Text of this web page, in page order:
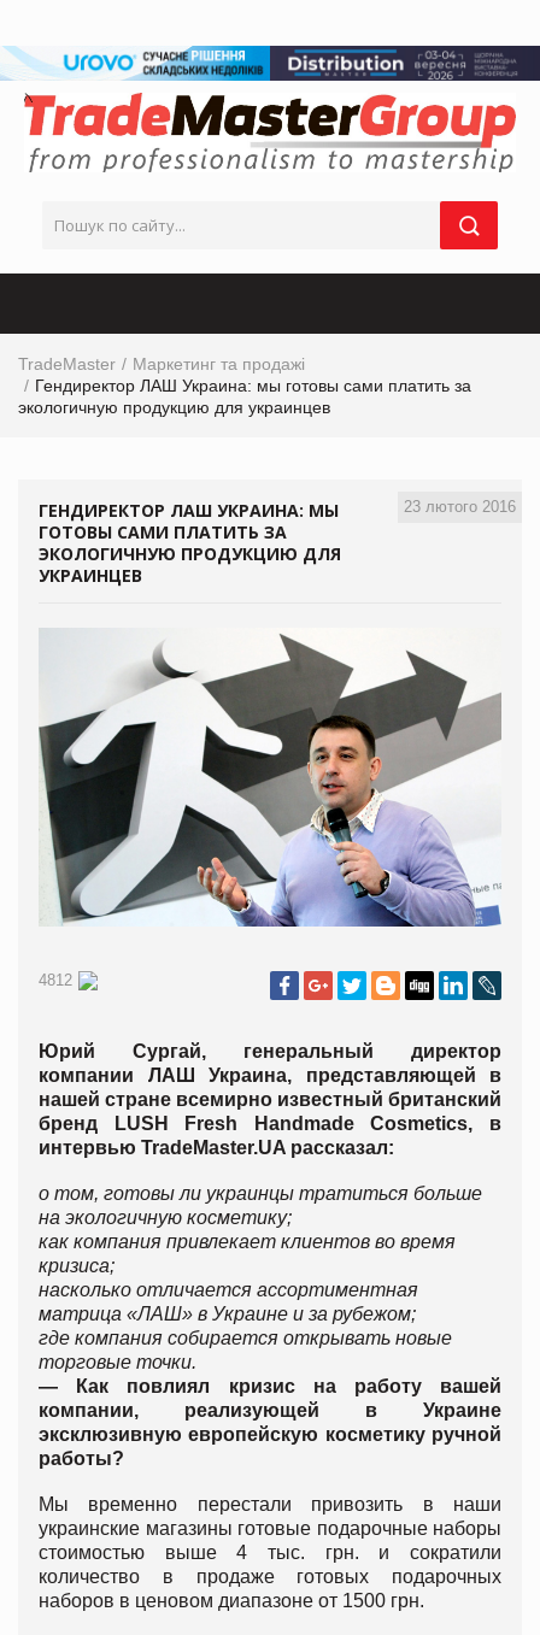
TradeMaster
Маркетинг та продажі
Гендиректор ЛАШ Украина: мы готовы сами платить за
экологичную продукцию для украинцев
23 лютого 2016
ГЕНДИРЕКТОР ЛАШ УКРАИНА: МЫ
ГОТОВЫ САМИ ПЛАТИТЬ ЗА
ЭКОЛОГИЧНУЮ ПРОДУКЦИЮ ДЛЯ
УКРАИНЦЕВ
4812
Юрий Сургай, генеральный директор
компании ЛАШ Украина, представляющей в
нашей стране всемирно известный британский
бренд LUSH Fresh Handmade Cosmetics, в
интервью TradeMaster.UA рассказал:
о том, готовы ли украинцы тратиться больше
на экологичную косметику;
как компания привлекает клиентов во время
кризиса;
насколько отличается ассортиментная
матрица «ЛАШ» в Украине и за рубежом;
где компания собирается открывать новые
торговые точки.
— Как повлиял кризис на работу вашей
компании, реализующей в Украине
эксклюзивную европейскую косметику ручной
работы?
Мы временно перестали привозить в наши
украинские магазины готовые подарочные наборы
стоимостью выше 4 тыс. грн. и сократили
количество в продаже готовых подарочных
наборов в ценовом диапазоне от 1500 грн.